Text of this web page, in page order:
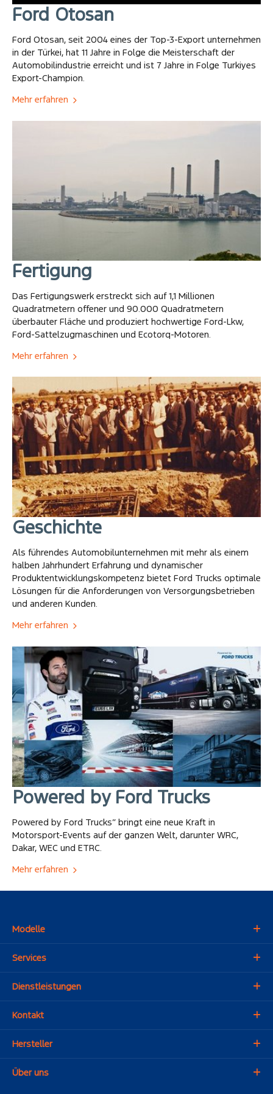
Ford Otosan
Ford Otosan, seit 2004 eines der Top-3-Export unternehmen
in der Türkei, hat 11 Jahre in Folge die Meisterschaft der
Automobilindustrie erreicht und ist 7 Jahre in Folge Turkiyes
Export-Champion.
Mehr erfahren
Fertigung
Das Fertigungswerk erstreckt sich auf 1,1 Millionen
Quadratmetern offener und 90.000 Quadratmetern
überbauter Fläche und produziert hochwertige Ford-Lkw,
Ford-Sattelzugmaschinen und Ecotorq-Motoren.
Mehr erfahren
Geschichte
Als führendes Automobilunternehmen mit mehr als einem
halben Jahrhundert Erfahrung und dynamischer
Produktentwicklungskompetenz bietet Ford Trucks optimale
Lösungen für die Anforderungen von Versorgungsbetrieben
und anderen Kunden.
Mehr erfahren
Powered by Ford Trucks
Powered by Ford Trucks” bringt eine neue Kraft in
Motorsport-Events auf der ganzen Welt, darunter WRC,
Dakar, WEC und ETRC.
Mehr erfahren
Modelle
Services
Dienstleistungen
Kontakt
Hersteller
Über uns